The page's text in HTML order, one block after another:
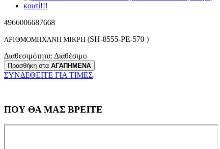
4966006687668
AΡΙΘΜΟΜΗΧΑΝΗ ΜΙΚΡΗ (SH-8555-PE-570 )
Διαθεσιμότητα: Διαθέσιμο
Προσθήκη στα ΑΓΑΠΗΜΕΝΑ
ΣΥΝΔΕΘΕΙΤΕ ΓΙΑ ΤΙΜΕΣ
ΠΟΥ ΘΑ ΜΑΣ ΒΡΕΙΤΕ